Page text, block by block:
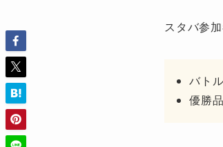
スタバ参
バト
優勝